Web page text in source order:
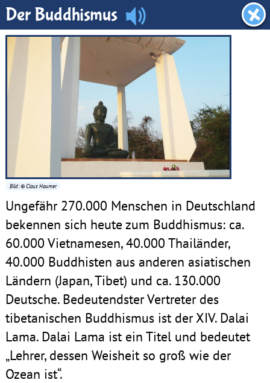
Dachboden
Der Buddhismus
Bild: © Claus Haumer
Ungefähr 270.000 Menschen in Deutschland
bekennen sich heute zum Buddhismus: ca.
60.000 Vietnamesen, 40.000 Thailänder,
40.000 Buddhisten aus anderen asiatischen
Ländern (Japan, Tibet) und ca. 130.000
Deutsche. Bedeutendster Vertreter des
tibetanischen Buddhismus ist der XIV. Dalai
Lama. Dalai Lama ist ein Titel und bedeutet
„Lehrer, dessen Weisheit so groß wie der
Ozean ist“.